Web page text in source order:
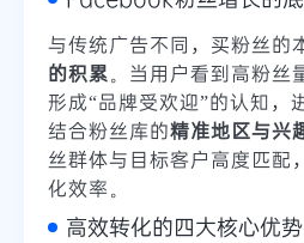
与传统广告不同，买粉丝的
的积累。当用户看到高粉丝
形成“品牌受欢迎”的认知，
结合粉丝库的精准地区与兴
丝群体与目标客户高度匹配
化效率。
高效转化的四大核心优势